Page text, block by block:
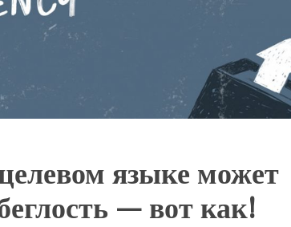
языке может
— вот как!